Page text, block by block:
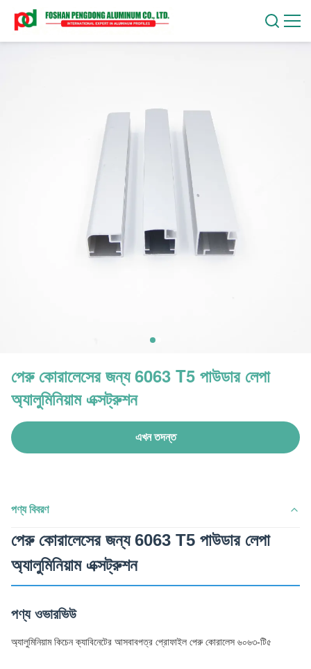
পেরু কোরালেসের জন্য 6063 T5 পাউডার লেপা
অ্যালুমিনিয়াম এক্সট্রুশন
এখন তদন্ত
পণ্য বিবরণ
পেরু কোরালেসের জন্য 6063 T5 পাউডার লেপা
অ্যালুমিনিয়াম এক্সট্রুশন
পণ্য ওভারভিউ
অ্যালুমিনিয়াম কিচেন ক্যাবিনেটের আসবাবপত্র প্রোফাইল পেরু কোরালেস ৬০৬৩-টি৫